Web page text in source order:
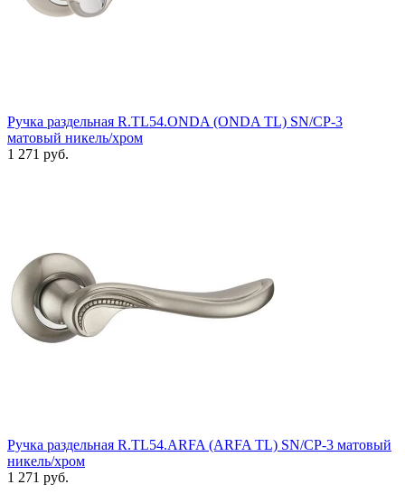
Ручка раздельная R.TL54.ONDA (ONDA TL) SN/CP-3
матовый никель/хром
1 271 руб.
Ручка раздельная R.TL54.ARFA (ARFA TL) SN/CP-3 матовый
никель/хром
1 271 руб.